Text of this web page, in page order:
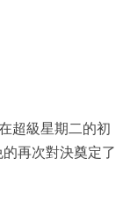
超級星期二的初
再次對決奠定了